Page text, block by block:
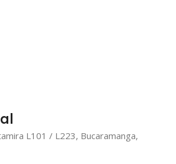
L101 / L223, Bucaramanga,